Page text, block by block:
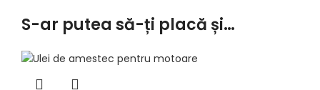
S-ar putea să-ți placă și…